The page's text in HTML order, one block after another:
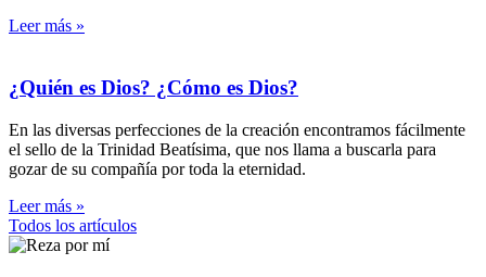
Leer más »
¿Quién es Dios? ¿Cómo es Dios?
En las diversas perfecciones de la creación encontramos fácilmente
el sello de la Trinidad Beatísima, que nos llama a buscarla para
gozar de su compañía por toda la eternidad.
Leer más »
Todos los artículos